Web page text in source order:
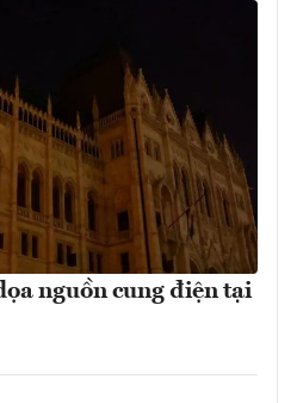
nguồn cung điện tại